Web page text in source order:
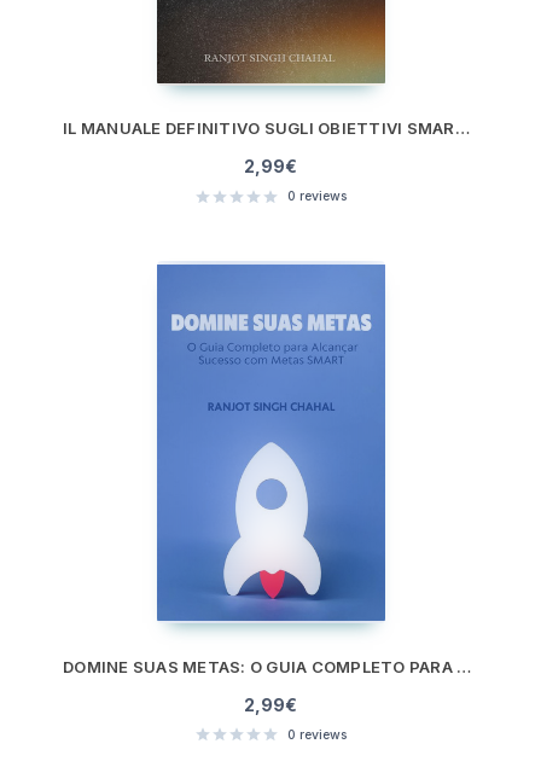
IL MANUALE DEFINITIVO SUGLI OBIETTIVI SMART: STRATEGIE, PIANIFICAZIONE E SUCCESSO
2,99€
0 reviews
DOMINE SUAS METAS: O GUIA COMPLETO PARA ALCANÇAR SUCESSO COM METAS SMART
2,99€
0 reviews